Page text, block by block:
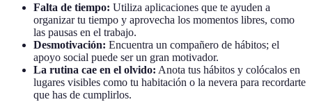
Falta de tiempo: Utiliza aplicaciones que te ayuden a
organizar tu tiempo y aprovecha los momentos libres, como
las pausas en el trabajo.
Desmotivación: Encuentra un compañero de hábitos; el
apoyo social puede ser un gran motivador.
La rutina cae en el olvido: Anota tus hábitos y colócalos en
lugares visibles como tu habitación o la nevera para recordarte
que has de cumplirlos.